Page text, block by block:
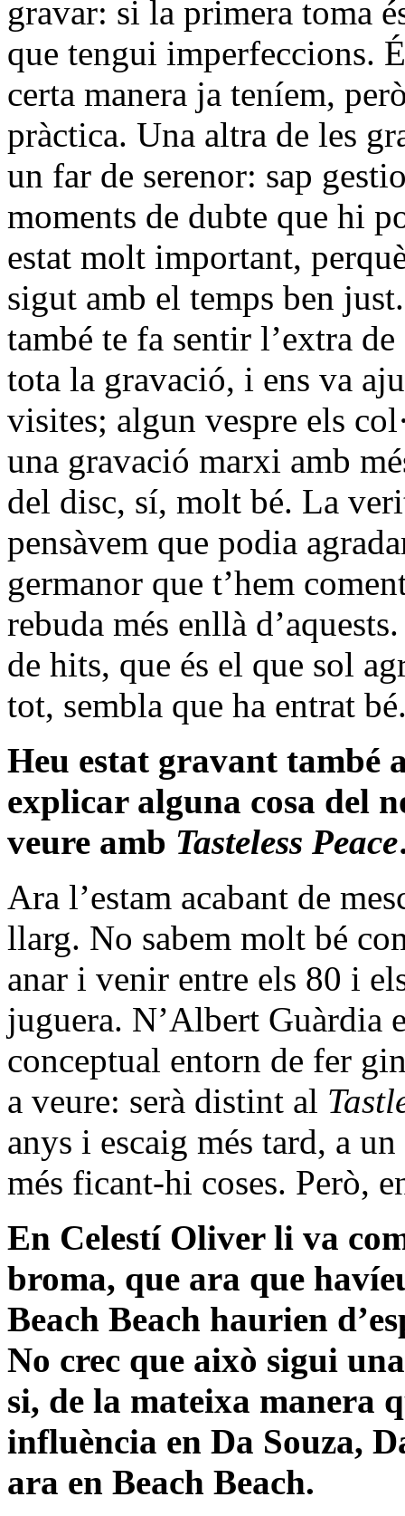
gravar: si la primera toma
que tengui imperfeccions.
certa manera ja teníem,
pràctica. Una altra de les
un far de serenor: sap
moments de dubte que hi
estat molt important,
sigut amb el temps ben
també te fa sentir l’extra de
tota la gravació, i ens va
visites; algun vespre els
una gravació marxi amb
del disc, sí, molt bé. La
pensàvem que podia
germanor que t’hem
rebuda més enllà
de hits, que és el que sol
tot, sembla que ha entrat
Heu estat gravant també
explicar alguna cosa del
veure amb Tasteless Peace
Ara l’estam acabant de
llarg. No sabem molt bé
anar i venir entre els 80 i
juguera. N’Albert Guàrdia
conceptual entorn de fer
a veure: serà distint al
anys i escaig més tard, a
més ficant-hi coses. Però,
En Celestí Oliver li va
broma, que ara que
Beach Beach haurien
No crec que això sigui
si, de la mateixa manera
influència en Da Souza,
ara en Beach Beach.